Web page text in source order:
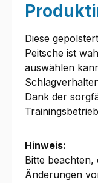
Diese
Peitsche ist
auswählen
Dank der
Hinweis:
Bitte
Änderungen